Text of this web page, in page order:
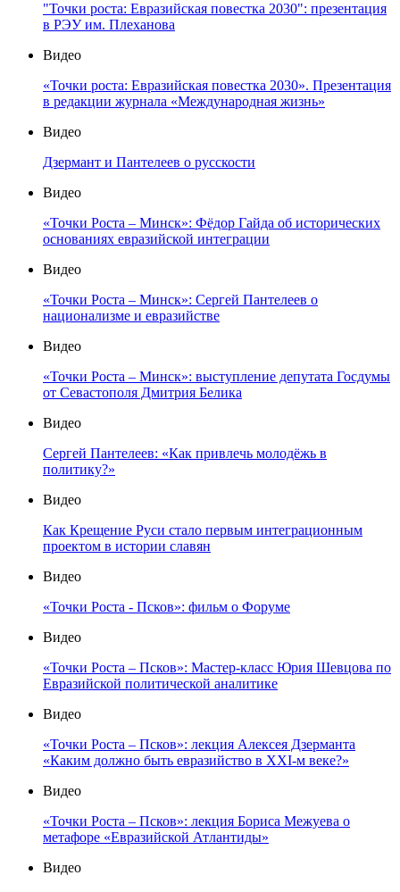
"Точки роста: Евразийская повестка 2030": презентация
в РЭУ им. Плеханова
Видео
«Точки роста: Евразийская повестка 2030». Презентация
в редакции журнала «Международная жизнь»
Видео
Дзермант и Пантелеев о русскости
Видео
«Точки Роста – Минск»: Фёдор Гайда об исторических
основаниях евразийской интеграции
Видео
«Точки Роста – Минск»: Сергей Пантелеев о
национализме и евразийстве
Видео
«Точки Роста – Минск»: выступление депутата Госдумы
от Севастополя Дмитрия Белика
Видео
Сергей Пантелеев: «Как привлечь молодёжь в
политику?»
Видео
Как Крещение Руси стало первым интеграционным
проектом в истории славян
Видео
«Точки Роста - Псков»: фильм о Форуме
Видео
«Точки Роста – Псков»: Мастер-класс Юрия Шевцова по
Евразийской политической аналитике
Видео
«Точки Роста – Псков»: лекция Алексея Дзерманта
«Каким должно быть евразийство в XXI-м веке?»
Видео
«Точки Роста – Псков»: лекция Бориса Межуева о
метафоре «Евразийской Атлантиды»
Видео